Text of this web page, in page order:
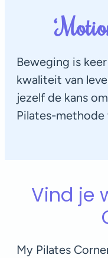
Beweging is
kwaliteit van
jezelf de kans
Pilates-
Vind je
My Pilates